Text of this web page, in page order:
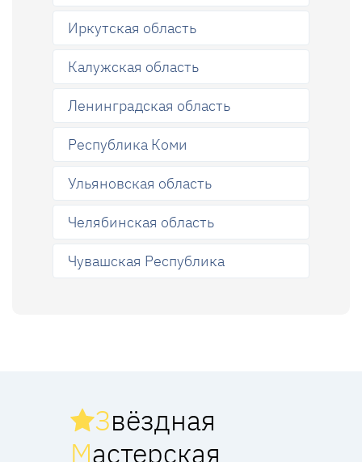
Иркутская область
Калужская область
Ленинградская область
Республика Коми
Ульяновская область
Челябинская область
Чувашская Республика
Звёздная
Мастерская